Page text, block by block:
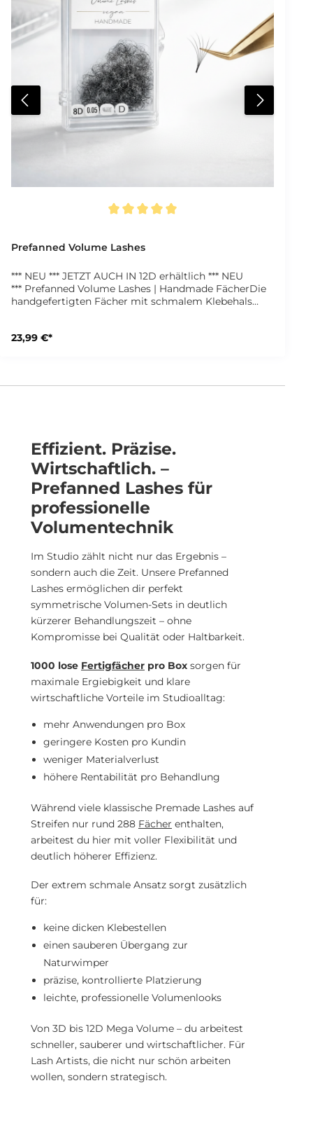
Seidenmatte Oberfläche für natürliches Finish
Tiefschwarze Farbe bis in die Spitzen Müheloses
Entnehmen vom Streifen Aufdruck von Länge Stärke
und Curl auf jedem Streifen Integrierter
Wimpernkompass auf der Rückseite Optimaler Curl
für ausdrucksstarke Ergebnisse 16 Reihen pro Tray
Verfügbare Varianten Stärken 0,03 mm 0,05 mm 0,07
mm 0,10 mm Biegungen B C D DD Längen 7 mm bis
14 mm Streifenbreite 1,5 mm Für professionelle
Volumen Stylings mit maximaler Gestaltungsfreiheit.
Prefanned Volume Lashes
*** NEU *** JETZT AUCH IN 12D erhältlich *** NEU
*** Prefanned Volume Lashes | Handmade FächerDie
handgefertigten Fächer mit schmalem Klebehals
kann in C oder D gewählt werden. Die Stärke der
Biegung: C oder D Stärke: 0,06 Einzellängen: 8mm,
23,99 €*
Effizient. Präzise.
Wirtschaftlich. –
Prefanned Lashes für
professionelle
Volumentechnik
Im Studio zählt nicht nur das Ergebnis –
sondern auch die Zeit. Unsere Prefanned
Lashes ermöglichen dir perfekt
symmetrische Volumen-Sets in deutlich
kürzerer Behandlungszeit – ohne
Kompromisse bei Qualität oder Haltbarkeit.
1000 lose Fertigfächer pro Box sorgen für
maximale Ergiebigkeit und klare
wirtschaftliche Vorteile im Studioalltag:
mehr Anwendungen pro Box
geringere Kosten pro Kundin
weniger Materialverlust
höhere Rentabilität pro Behandlung
Während viele klassische Premade Lashes auf
Streifen nur rund 288 Fächer enthalten,
arbeitest du hier mit voller Flexibilität und
deutlich höherer Effizienz.
Der extrem schmale Ansatz sorgt zusätzlich
für:
keine dicken Klebestellen
einen sauberen Übergang zur
Naturwimper
präzise, kontrollierte Platzierung
leichte, professionelle Volumenlooks
Von 3D bis 12D Mega Volume – du arbeitest
schneller, sauberer und wirtschaftlicher. Für
Lash Artists, die nicht nur schön arbeiten
wollen, sondern strategisch.